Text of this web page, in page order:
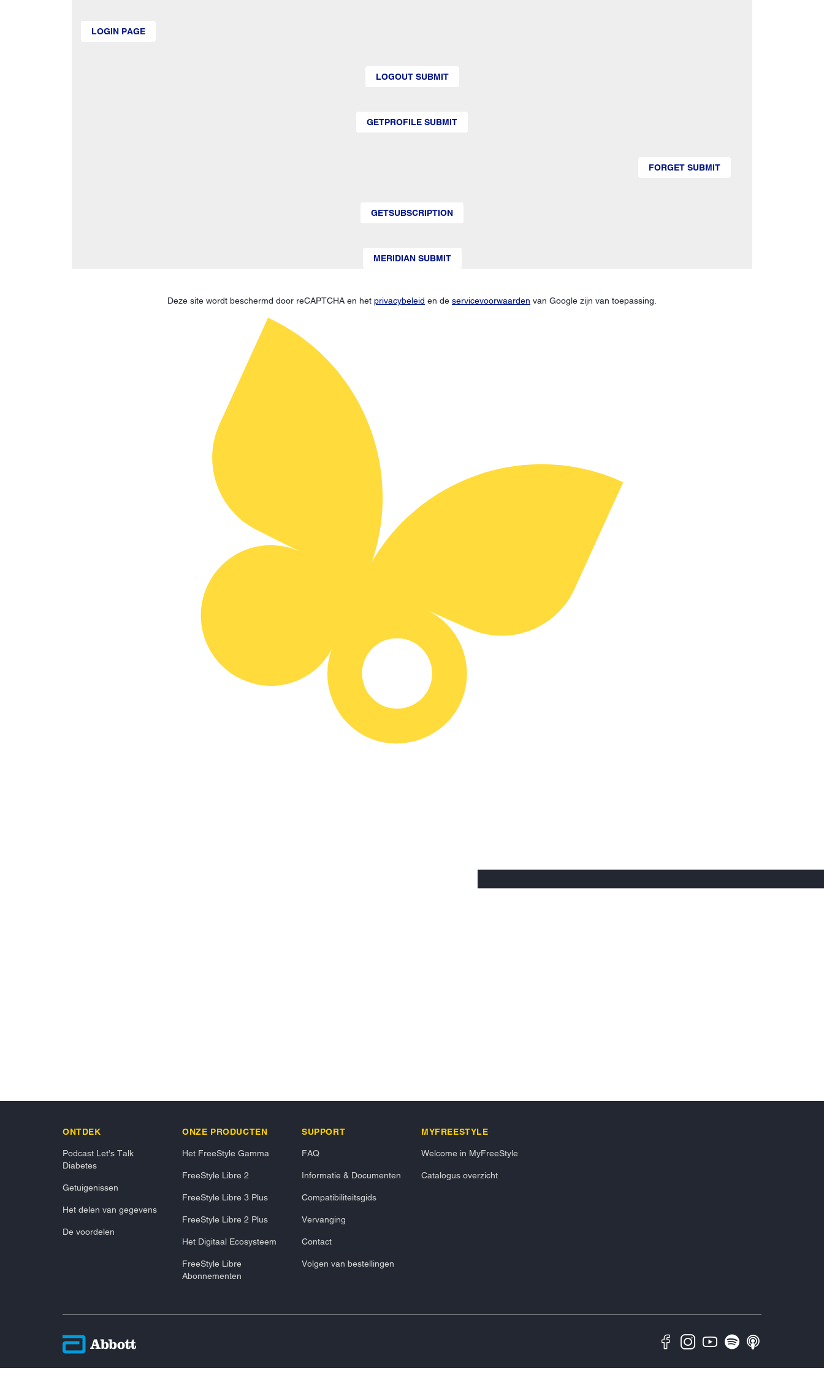
LOGIN PAGE
LOGOUT SUBMIT
GETPROFILE SUBMIT
FORGET SUBMIT
GETSUBSCRIPTION
MERIDIAN SUBMIT
Deze site wordt beschermd door reCAPTCHA en het privacybeleid en de servicevoorwaarden van Google zijn van toepassing.
ONTDEK
Podcast Let's Talk
Diabetes
Getuigenissen
Het delen van gegevens
De voordelen
ONZE PRODUCTEN
Het FreeStyle Gamma
FreeStyle Libre 2
FreeStyle Libre 3 Plus
FreeStyle Libre 2 Plus
Het Digitaal Ecosysteem
FreeStyle Libre
Abonnementen
SUPPORT
FAQ
Informatie & Documenten
Compatibiliteitsgids
Vervanging
Contact
Volgen van bestellingen
MYFREESTYLE
Welcome in MyFreeStyle
Catalogus overzicht